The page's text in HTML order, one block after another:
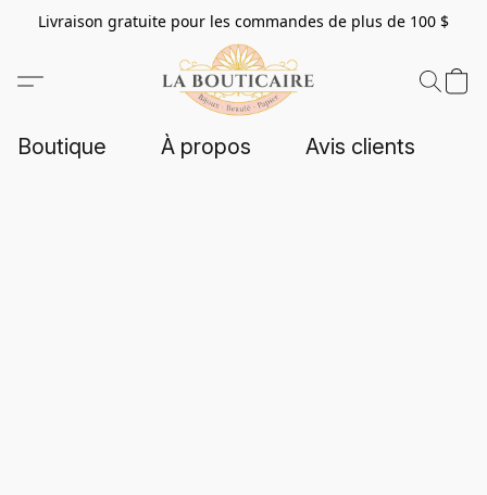
Livraison gratuite pour les commandes de plus de 100 $
Boutique À propos Avis clients